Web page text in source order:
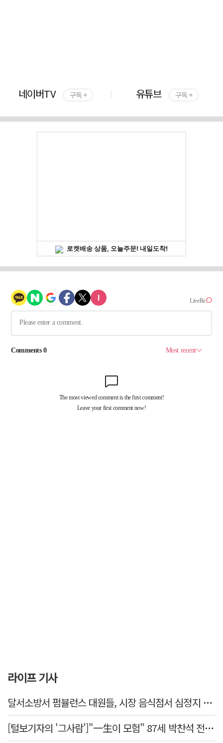
네이버TV 구독 + 유튜브 구독 +
라이프 기사
달서소방서 펌뷸런스 대원들, 시장 음식점서 심정지 환자 생명 살려
[털보기자의 '그사람']"一生이 모험" 87세 박찬석 전 경북대 총장